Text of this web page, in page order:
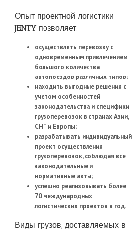
Опыт проектной логистики
JENTY позволяет:
осуществлять перевозку с
одновременным привлечением
большого количества
автопоездов различных типов;
находить выгодные решения с
учетом особенностей
законодательства и специфики
грузоперевозок в странах Азии,
СНГ и Европы;
разрабатывать индивидуальный
проект осуществления
грузоперевозок, соблюдая все
законодательные и
нормативные акты;
успешно реализовывать более
70 международных
логистических проектов в год.
Виды грузов, доставляемых в